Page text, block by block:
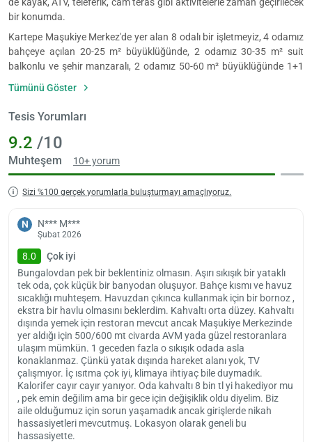
de kayak, ATV, teleferik, cam teras gibi aktivitelerle zaman geçirilecek
bir konumda.
Kartepe Maşukiye Merkez'de yer alan 8 odalı bir işletmeyiz, 4 odamız
bahçeye açılan 20-25 m² büyüklüğünde, 2 odamız 30-35 m² suit
balkonlu ve şehir manzaralı, 2 odamız 50-60 m² büyüklüğünde 1+1
teraslı ve mutfaklı aileler için tercih sebebi olmaktadır.
cam teras vs. misafirlerimizin gezebilecekleri merkezi yerlere yakındır.
Evcil hayvan kabul edilmemektedir.Tesise 14:00 – 22:00 saatleri
arasında giriş yapılabilir. Bu saatler dışında giriş kapısı kapalıdır.
Tümünü Göster
Tesis Yorumları
9.2 /10
Muhteşem 10+ yorum
Sizi %100 gerçek yorumlarla buluşturmayı amaçlıyoruz.
N N*** M***
Şubat 2026
8.0
Çok iyi
Bungalovdan pek bir beklentiniz olmasın. Aşırı sıkışık bir yataklı
tek oda, çok küçük bir banyodan oluşuyor. Bahçe kısmı ve havuz
sıcaklığı muhteşem. Havuzdan çıkınca kullanmak için bir bornoz ,
ekstra bir havlu olmasını beklerdim. Kahvaltı orta düzey. Kahvaltı
dışında yemek için restoran mevcut ancak Maşukiye Merkezinde
yer aldığı için 500/600 mt civarda AVM yada güzel restoranlara
ulaşım mümkün. 1 geceden fazla o sıkışık odada asla
konaklanmaz. Çünkü yatak dışında hareket alanı yok, TV
çalışmıyor. İç ısıtma çok iyi, klimaya ihtiyaç bile duymadık.
Kalorifer cayır cayır yanıyor. Oda kahvaltı 8 bin tl yi hakediyor mu
, pek emin değilim ama bir gece için değişiklik oldu diyelim. Biz
aile olduğumuz için sorun yaşamadık ancak girişlerde nikah
hassasiyetleri mevcutmuş. Lokasyon olarak geneli bu
hassasiyette.